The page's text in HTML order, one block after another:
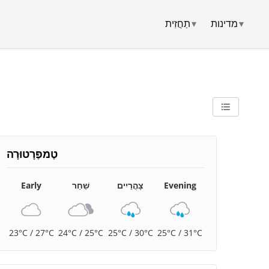
תַחֲזִית▾ מדינות▾
טֶמפֶּרָטוּרָה
Early
23°C / 27°C
שַׁחַר
24°C / 25°C
צָהֳרַיִים
25°C / 30°C
Evening
25°C / 31°C